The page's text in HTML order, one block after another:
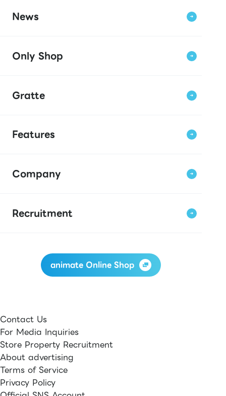
News
Only Shop
Gratte
Features
Company
Recruitment
animate Online Shop
Contact Us
For Media Inquiries
Store Property Recruitment
About advertising
Terms of Service
Privacy Policy